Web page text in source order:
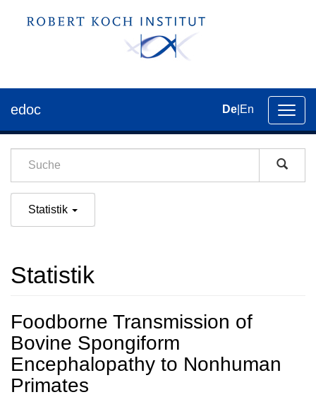
der
edoc De En
Statistik
Statistik
Foodborne Transmission of
Bovine Spongiform
Encephalopathy to Nonhuman
Primates